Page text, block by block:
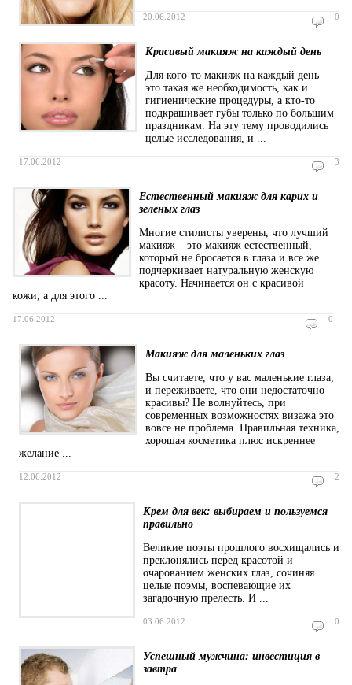
20.06.2012 0
Красивый макияж на каждый день
Для кого-то макияж на каждый день –
это такая же необходимость, как и
гигиенические процедуры, а кто-то
подкрашивает губы только по большим
праздникам. На эту тему проводились
целые исследования, и ...
17.06.2012 3
Естественный макияж для карих и
зеленых глаз
Многие стилисты уверены, что лучший
макияж – это макияж естественный,
который не бросается в глаза и все же
подчеркивает натуральную женскую
красоту. Начинается он с красивой
кожи, а для этого ...
17.06.2012 0
Макияж для маленьких глаз
Вы считаете, что у вас маленькие глаза,
и переживаете, что они недостаточно
красивы? Не волнуйтесь, при
современных возможностях визажа это
вовсе не проблема. Правильная техника,
хорошая косметика плюс искреннее
желание ...
12.06.2012 2
Крем для век: выбираем и пользуемся
правильно
Великие поэты прошлого восхищались и
преклонялись перед красотой и
очарованием женских глаз, сочиняя
целые поэмы, воспевающие их
загадочную прелесть. И ...
03.06.2012 0
Успешный мужчина: инвестиция в
завтра